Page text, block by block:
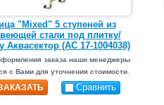
"Mixed" 5 ступеней из
стали под плитку/
Аквасектор (АС 17-1004038)
заказа наши менеджеры
с Вами для уточнения стоимости.
Сравнить